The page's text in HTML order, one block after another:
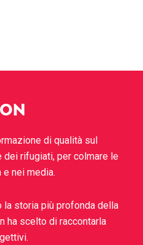
di qualità sul
rifugiati, per colmare le
e nei media.
la storia più profonda della
ha scelto di raccontarla